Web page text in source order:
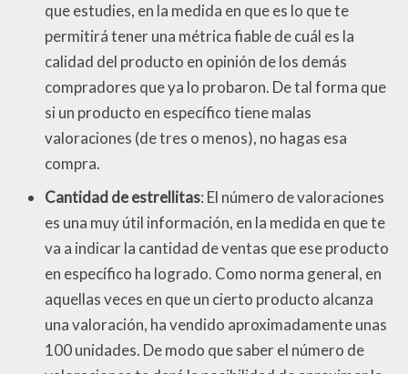
que estudies, en la medida en que es lo que te
permitirá tener una métrica fiable de cuál es la
calidad del producto en opinión de los demás
compradores que ya lo probaron. De tal forma que
si un producto en específico tiene malas
valoraciones (de tres o menos), no hagas esa
compra.
Cantidad de estrellitas: El número de valoraciones
es una muy útil información, en la medida en que te
va a indicar la cantidad de ventas que ese producto
en específico ha logrado. Como norma general, en
aquellas veces en que un cierto producto alcanza
una valoración, ha vendido aproximadamente unas
100 unidades. De modo que saber el número de